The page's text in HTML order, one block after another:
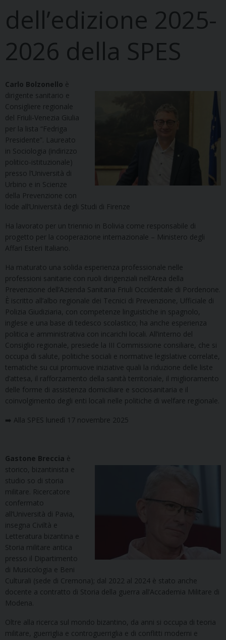
dell’edizione 2025-
2026 della SPES
Carlo Bolzonello è
dirigente sanitario e
Consigliere regionale
del Friuli-Venezia Giulia
per la lista “Fedriga
Presidente”. Laureato
in Sociologia (indirizzo
politico-istituzionale)
presso l’Università di
Urbino e in Scienze
della Prevenzione con
lode all’Università degli Studi di Firenze
Ha lavorato per un triennio in Bolivia come responsabile di
progetto per la cooperazione internazionale – Ministero degli
Affari Esteri Italiano.
Ha maturato una solida esperienza professionale nelle
professioni sanitarie con ruoli dirigenziali nell’Area della
Prevenzione dell’Azienda Sanitaria Friuli Occidentale di Pordenone.
È iscritto all’albo regionale dei Tecnici di Prevenzione, Ufficiale di
Polizia Giudiziaria, con competenze linguistiche in spagnolo,
inglese e una base di tedesco scolastico; ha anche esperienza
politica e amministrativa con incarichi locali. All’interno del
Consiglio regionale, presiede la III Commissione consiliare, che si
occupa di salute, politiche sociali e normative legislative correlate,
tematiche su cui promuove iniziative quali la riduzione delle liste
d’attesa, il rafforzamento della sanità territoriale, il miglioramento
delle forme di assistenza domiciliare e sociosanitaria e il
coinvolgimento degli enti locali nelle politiche di welfare regionale.
➡️ Alla SPES lunedì 17 novembre 2025
Gastone Breccia è
storico, bizantinista e
studio so di storia
militare. Ricercatore
confermato
all’Università di Pavia,
insegna Civiltà e
Letteratura bizantina e
Storia militare antica
presso il Dipartimento
di Musicologia e Beni
Culturali (sede di Cremona); dal 2022 al 2024 è stato anche
docente a contratto di Storia della guerra all’Accademia Militare di
Modena.
Oltre alla ricerca sul mondo bizantino, da anni si occupa di teoria
militare, guerriglia e controguerriglia e di conflitti moderni e